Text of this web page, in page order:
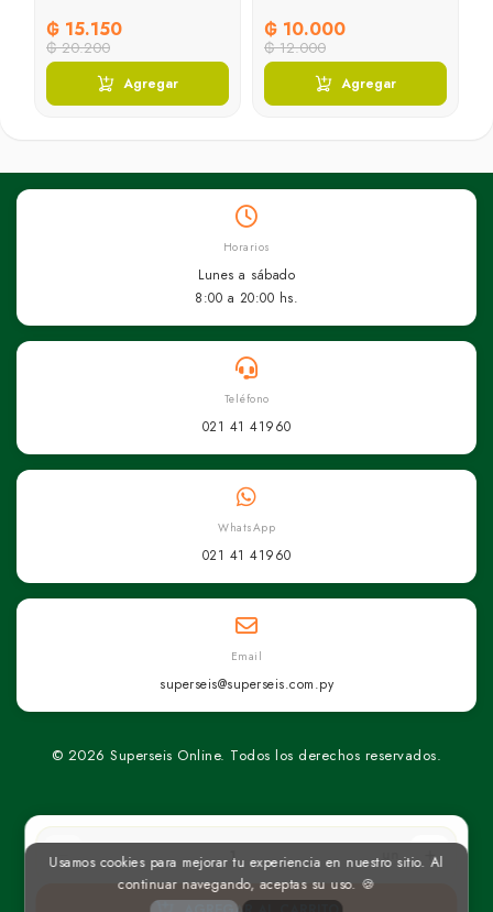
un
₲ 15.150
₲ 20.200
Agregar
₲ 10.000
₲ 12.000
Agregar
Horarios
Lunes a sábado
8:00 a 20:00 hs.
Teléfono
021 41 41960
WhatsApp
021 41 41960
Email
superseis@superseis.com.py
© 2026 Superseis Online. Todos los derechos reservados.
Usamos cookies para mejorar tu experiencia en nuestro sitio. Al
continuar navegando, aceptas su uso. 🍪